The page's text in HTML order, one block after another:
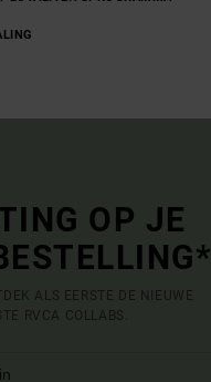
OP JE
ALS EERSTE DE NIEUWE
RVCA COLLABS.